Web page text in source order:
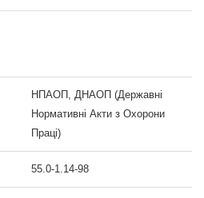
НПАОП, ДНАОП (Державні
Нормативні Акти з Охорони
Праці)
55.0-1.14-98